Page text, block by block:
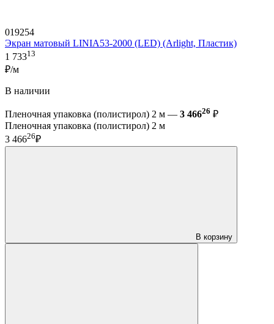
019254
Экран матовый LINIA53-2000 (LED) (Arlight, Пластик)
1 73313
₽/м
В наличии
Пленочная упаковка (полистирол) 2 м — 3 46626 ₽
Пленочная упаковка (полистирол) 2 м
3 46626₽
В корзину